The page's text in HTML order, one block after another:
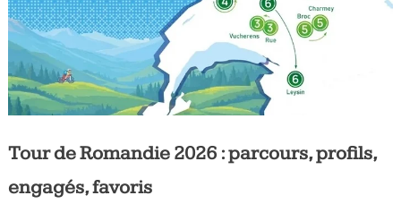
Tour de Romandie 2026 : parcours, profils,
engagés, favoris